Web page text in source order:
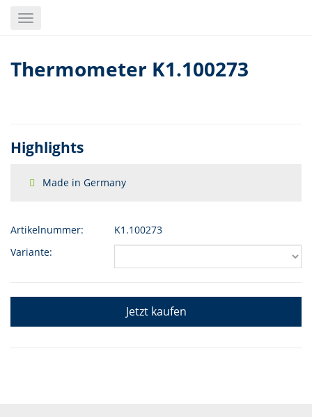
Toggle
Thermometer K1.100273
Highlights
Made in Germany
Artikelnummer:
K1.100273
Variante:
Jetzt kaufen